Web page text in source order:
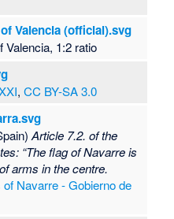
Valencia (official).svg
Valencia, 1:2 ratio
,CC BY-SA 3.0
Article 7.2. of the
“The flag of Navarre is
arms in the centre.
Navarre - Gobierno de